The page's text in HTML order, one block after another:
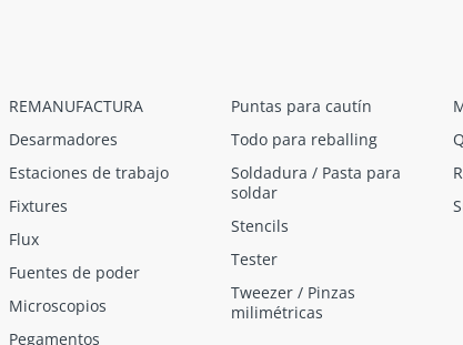
REMANUFACTURA
Desarmadores
Estaciones de trabajo
Fixtures
Flux
Fuentes de poder
Microscopios
Pegamentos
Puntas para cautín
Todo para reballing
Soldadura / Pasta para
soldar
Stencils
Tester
Tweezer / Pinzas
milimétricas